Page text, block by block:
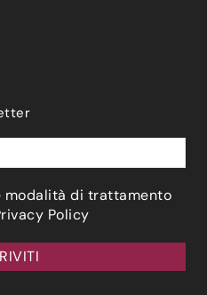
modalità di trattamento
Policy